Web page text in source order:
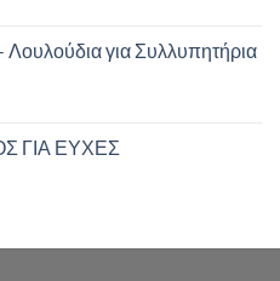
Λουλούδια για Συλλυπητήρια
ΓΙΑ ΕΥΧΕΣ